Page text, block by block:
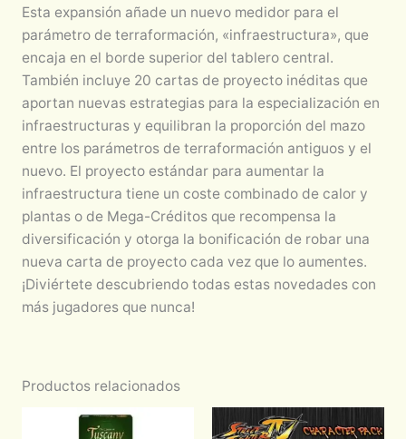
Esta expansión añade un nuevo medidor para el
parámetro de terraformación, «infraestructura», que
encaja en el borde superior del tablero central.
También incluye 20 cartas de proyecto inéditas que
aportan nuevas estrategias para la especialización en
infraestructuras y equilibran la proporción del mazo
entre los parámetros de terraformación antiguos y el
nuevo. El proyecto estándar para aumentar la
infraestructura tiene un coste combinado de calor y
plantas o de Mega-Créditos que recompensa la
diversificación y otorga la bonificación de robar una
nueva carta de proyecto cada vez que lo aumentes.
¡Diviértete descubriendo todas estas novedades con
más jugadores que nunca!
Productos relacionados